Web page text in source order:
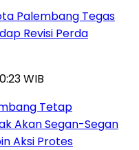
Palembang Tegas
Revisi Perda
WIB
Tetap
Akan Segan-Segan
Aksi Protes